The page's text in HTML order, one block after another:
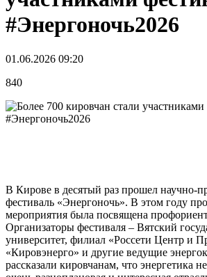
#Энергоночь2026
01.06.2026 09:20
840
В Кирове в десятый раз прошел научно-
фестиваль «Энергоночь». В этом году
мероприятия была посвящена
Организаторы фестиваля – Вятский
университет, филиал «Россети Центр и
«Кировэнерго» и другие ведущие
рассказали кировчанам, что энергетика